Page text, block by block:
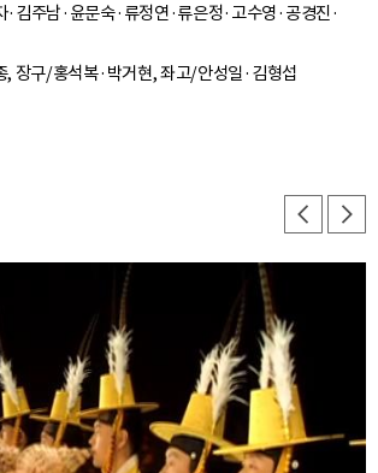
김주남·윤문숙·류정연·류은정·고수영·공경진·